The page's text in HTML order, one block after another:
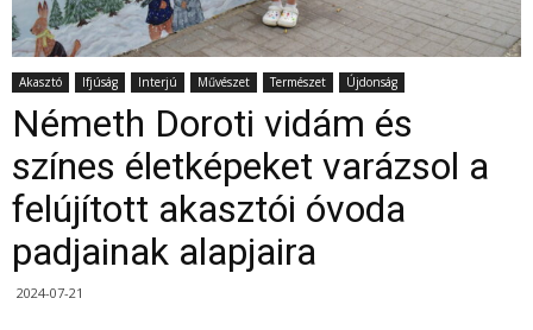
Akasztó Ifjúság Interjú Művészet Természet Újdonság
Németh Doroti vidám és
színes életképeket varázsol a
felújított akasztói óvoda
padjainak alapjaira
2024-07-21